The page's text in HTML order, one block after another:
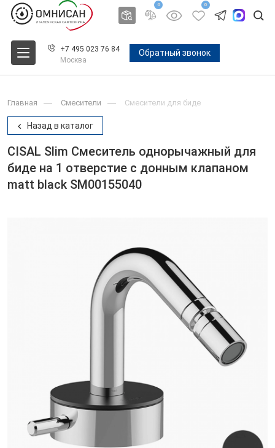
0 0
+7 495 023 76 84
Москва
Обратный звонок
Главная Смесители Смесители для биде
Назад в каталог
CISAL Slim Смеситель однорычажный для
биде на 1 отверстие с донным клапаном
matt black SM00155040